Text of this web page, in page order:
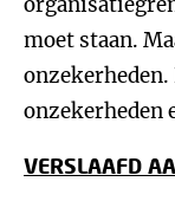
moet staan.
onzekerheden.
onzekerheden
VERSLAAFD